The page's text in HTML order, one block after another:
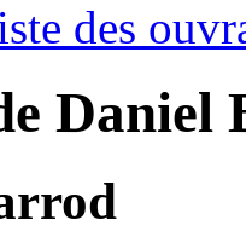
des
Daniel